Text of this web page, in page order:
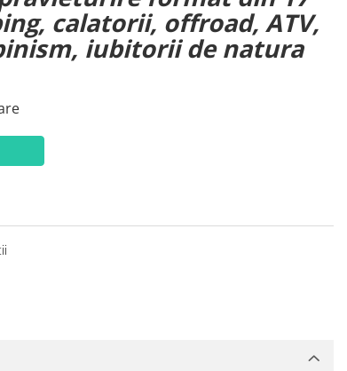
calatorii, offroad, ATV,
iubitorii de natura